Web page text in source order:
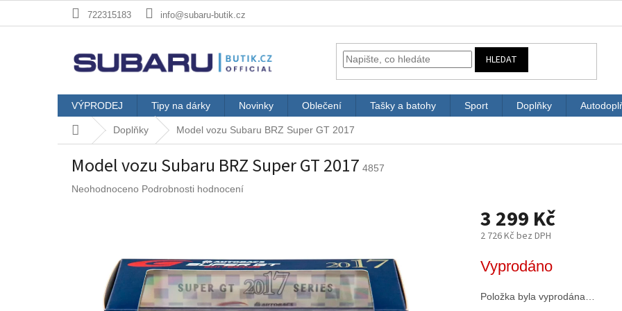
722315183 info@subaru-butik.cz
HLEDAT
VÝPRODEJ Tipy na dárky Novinky Oblečení Tašky a batohy Sport Doplňky
Domů Doplňky Model vozu Subaru BRZ Super GT 2017
Model vozu Subaru BRZ Super GT 2017 4857
Průměrné
hvězdiček.
Neohodnoceno Podrobnosti hodnocení
3 299 Kč
2 726 Kč bez DPH
cena:
Vyprodáno
Položka byla vyprodána…